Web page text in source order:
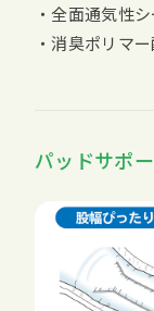
・全面通気性
・消臭ポリマ
パッドサポ